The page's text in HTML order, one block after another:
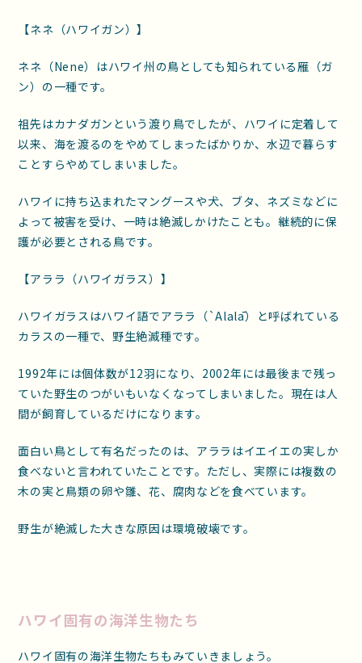
【ネネ（ハワイガン）】
ネネ（Nene）はハワイ州の鳥としても知られている雁（ガ
ン）の一種です。
祖先はカナダガンという渡り鳥でしたが、ハワイに定着して
以来、海を渡るのをやめてしまったばかりか、水辺で暮らす
ことすらやめてしまいました。
ハワイに持ち込まれたマングースや犬、ブタ、ネズミなどに
よって被害を受け、一時は絶滅しかけたことも。継続的に保
護が必要とされる鳥です。
【アララ（ハワイガラス）】
ハワイガラスはハワイ語でアララ（`Alalā）と呼ばれている
カラスの一種で、野生絶滅種です。
1992年には個体数が12羽になり、2002年には最後まで残っ
ていた野生のつがいもいなくなってしまいました。現在は人
間が飼育しているだけになります。
面白い鳥として有名だったのは、アララはイエイエの実しか
食べないと言われていたことです。ただし、実際には複数の
木の実と鳥類の卵や雛、花、腐肉などを食べています。
野生が絶滅した大きな原因は環境破壊です。
ハワイ固有の海洋生物たち
ハワイ固有の海洋生物たちもみていきましょう。